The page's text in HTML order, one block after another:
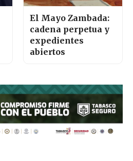
El Mayo Zambada:
cadena perpetua y
expedientes
abiertos